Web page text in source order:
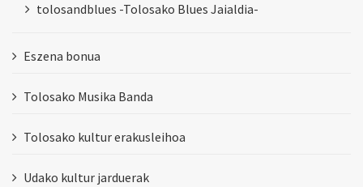
tolosandblues -Tolosako Blues Jaialdia-
Eszena bonua
Tolosako Musika Banda
Tolosako kultur erakusleihoa
Udako kultur jarduerak